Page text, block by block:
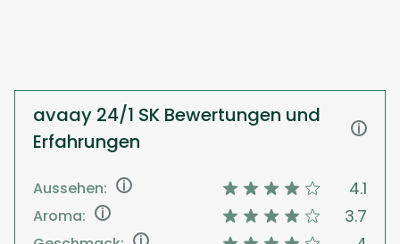
avaay 24/1 SK Bewertungen und
Erfahrungen
i
Aussehen: i 4.1
Aroma: i 3.7